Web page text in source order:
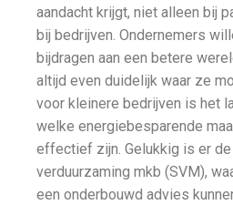
aandacht krijgt, niet alleen bij
bij bedrijven. Ondernemers
bijdragen aan een betere
altijd even duidelijk waar ze
voor kleinere bedrijven is het
welke energiebesparende
effectief zijn. Gelukkig is er
verduurzaming mkb (SVM),
een onderbouwd advies